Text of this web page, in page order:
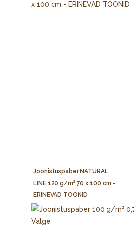
Joonistuspaber NATURAL
LINE 120 g/m² 70 x 100 cm -
ERINEVAD TOONID